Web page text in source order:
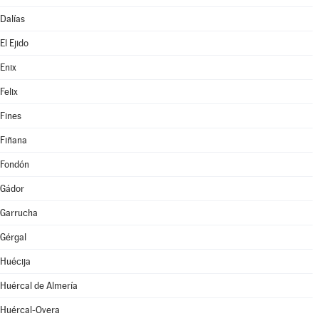
Dalías
El Ejido
Enix
Felix
Fines
Fiñana
Fondón
Gádor
Garrucha
Gérgal
Huécija
Huércal de Almería
Huércal-Overa